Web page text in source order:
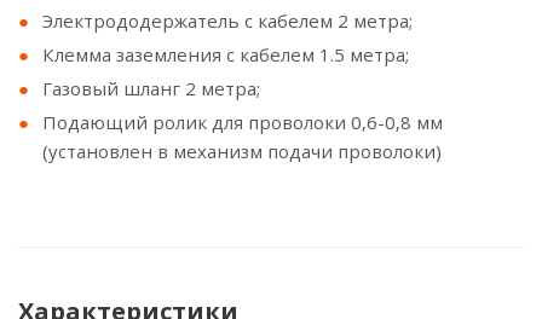
Электрододержатель с кабелем 2 метра;
Клемма заземления с кабелем 1.5 метра;
Газовый шланг 2 метра;
Подающий ролик для проволоки 0,6-0,8 мм
(установлен в механизм подачи проволоки)
Характеристики